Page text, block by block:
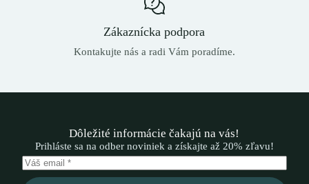
Zákaznícka podpora
Kontakujte nás a radi Vám poradíme.
Dôležité informácie čakajú na vás!
Prihláste sa na odber noviniek a získajte až 20% zľavu!